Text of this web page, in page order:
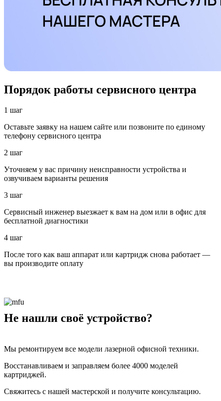
Порядок работы сервисного центра
1 шаг
Оставьте заявку на нашем сайте или позвоните по единому
телефону сервисного центра
2 шаг
Уточняем у вас причину неисправности устройства и
озвучиваем варианты решения
3 шаг
Сервисный инженер выезжает к вам на дом или в офис для
бесплатной диагностики
4 шаг
После того как ваш аппарат или картридж снова работает —
вы производите оплату
Не нашли своё устройство?
Мы ремонтируем все модели лазерной офисной техники.
Восстанавливаем и заправляем более 4000 моделей
картриджей.
Свяжитесь с нашей мастерской и получите консультацию.